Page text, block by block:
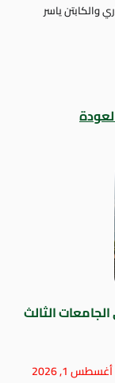
والكابتنياسر
الثالث
أغسطس 1, 2026